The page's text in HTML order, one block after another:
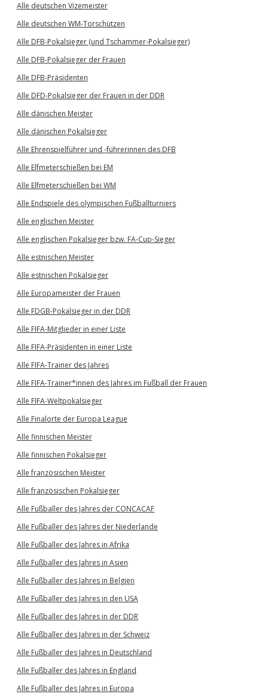
Alle deutschen Vizemeister
Alle deutschen WM-Torschützen
Alle DFB-Pokalsieger (und Tschammer-Pokalsieger)
Alle DFB-Pokalsieger der Frauen
Alle DFB-Präsidenten
Alle DFD-Pokalsieger der Frauen in der DDR
Alle dänischen Meister
Alle dänischen Pokalsieger
Alle Ehrenspielführer und -führerinnen des DFB
Alle Elfmeterschießen bei EM
Alle Elfmeterschießen bei WM
Alle Endspiele des olympischen Fußballturniers
Alle englischen Meister
Alle englischen Pokalsieger bzw. FA-Cup-Sieger
Alle estnischen Meister
Alle estnischen Pokalsieger
Alle Europameister der Frauen
Alle FDGB-Pokalsieger in der DDR
Alle FIFA-Mitglieder in einer Liste
Alle FIFA-Präsidenten in einer Liste
Alle FIFA-Trainer des Jahres
Alle FIFA-Trainer*innen des Jahres im Fußball der Frauen
Alle FIFA-Weltpokalsieger
Alle Finalorte der Europa League
Alle finnischen Meister
Alle finnischen Pokalsieger
Alle französischen Meister
Alle französischen Pokalsieger
Alle Fußballer des Jahres der CONCACAF
Alle Fußballer des Jahres der Niederlande
Alle Fußballer des Jahres in Afrika
Alle Fußballer des Jahres in Asien
Alle Fußballer des Jahres in Belgien
Alle Fußballer des Jahres in den USA
Alle Fußballer des Jahres in der DDR
Alle Fußballer des Jahres in der Schweiz
Alle Fußballer des Jahres in Deutschland
Alle Fußballer des Jahres in England
Alle Fußballer des Jahres in Europa